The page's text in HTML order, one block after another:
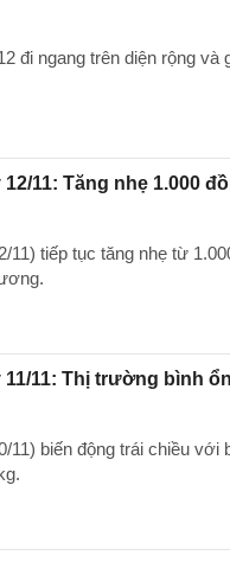
đi ngang trên diện rộng và
11: Tăng nhẹ 1.000
11) tiếp tục tăng nhẹ từ
11: Thị trường bình ổn
11) biến động trái chiều với